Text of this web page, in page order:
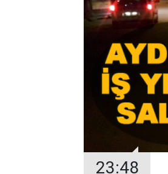
23:48